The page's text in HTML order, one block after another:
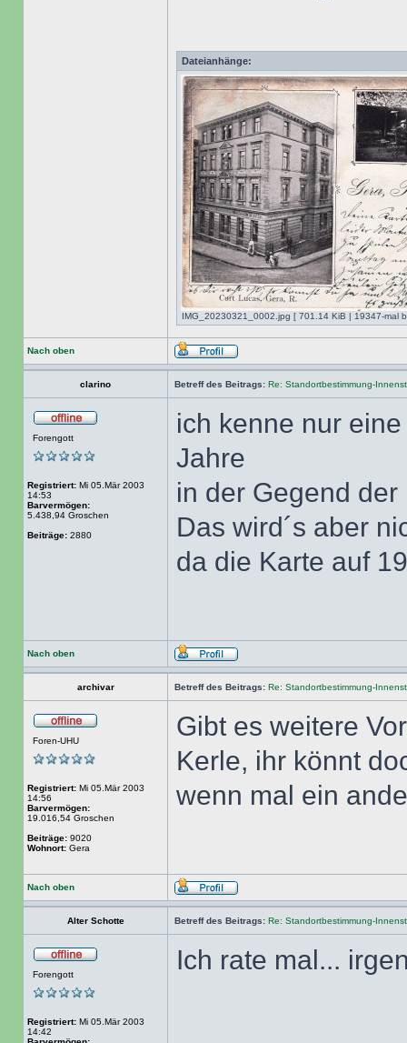
Dateianhänge:
IMG_20230321_0002.jpg [ 701.14 KiB | 19347-mal
Nach oben
clarino Betreff des Beitrags: Re: Standortbestimmung-
Forengott
Registriert: Mi 05.Mär 2003
14:53
Barvermögen:
5.438,94 Groschen
Beiträge: 2880
ich kenne nur
Jahre
in der Gegend der
Das wird´s aber
da die Karte auf
Nach oben
archivar Betreff des Beitrags: Re: Standortbestimmung-
Foren-UHU
Registriert: Mi 05.Mär 2003
14:56
Barvermögen:
19.016,54 Groschen
Beiträge: 9020
Wohnort: Gera
Gibt es weitere
Kerle, ihr könnt
wenn mal ein
Nach oben
Alter Schotte Betreff des Beitrags: Re: Standortbestimmung-
Forengott
Registriert: Mi 05.Mär 2003
14:42
Ich rate mal...